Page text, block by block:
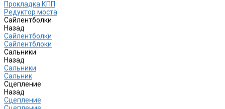
Прокладка КПП
Редуктор моста
Сайлентболки
Назад
Сайлентболки
Сайлентблоки
Сальники
Назад
Сальники
Сальник
Сцепление
Назад
Сцепление